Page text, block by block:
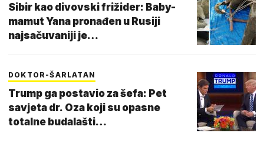
Sibir kao divovski frižider: Baby-
mamut Yana pronađen u Rusiji
najsačuvaniji je…
DOKTOR-ŠARLATAN
Trump ga postavio za šefa: Pet
savjeta dr. Oza koji su opasne
totalne budalašti…